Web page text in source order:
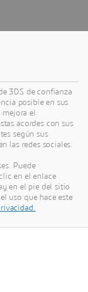
3DS de confianza
posible en sus
el
acordes con sus
según sus
las redes sociales.
Puede
en el enlace
en el pie del sitio
uso que hace este